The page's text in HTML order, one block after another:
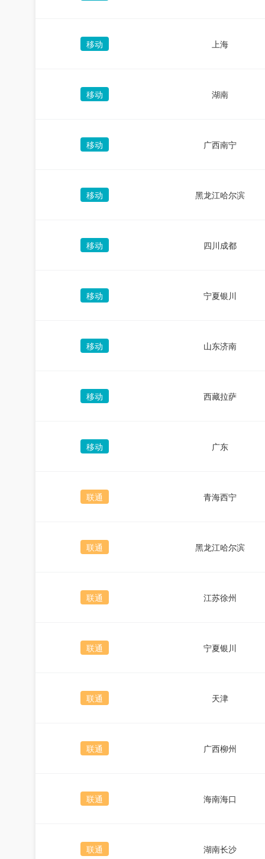
移动 上海
移动 湖南
移动 广西南宁
移动 黑龙江哈尔滨
移动 四川成都
移动 宁夏银川
移动 山东济南
移动 西藏拉萨
移动 广东
联通 青海西宁
联通 黑龙江哈尔滨
联通 江苏徐州
联通 宁夏银川
联通 天津
联通 广西柳州
联通 海南海口
联通 湖南长沙